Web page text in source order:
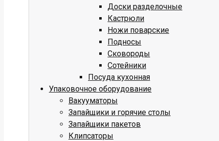
Доски разделочные
Кастрюли
Ножи поварские
Подносы
Сковороды
Сотейники
Посуда кухонная
Упаковочное оборудование
Вакууматоры
Запайщики и горячие столы
Запайщики пакетов
Клипсаторы